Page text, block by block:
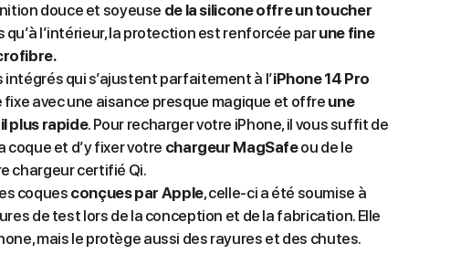
douce et soyeuse de la silicone offre un toucher
qu’à l’intérieur, la protection est renforcée parune fine
intégrés qui s’ajustent parfaitement à l’iPhone 14 Pro
fixe avec une aisance presque magique et offre une
plus rapide. Pour recharger votre iPhone, il vous suffit de
coque et d’y fixer votre chargeur MagSafeou de le
chargeur certifié Qi.
coques conçues par Apple, celle-ci a été soumise à
de test lors de la conception et de la fabrication. Elle
mais le protège aussi des rayures et des chutes.